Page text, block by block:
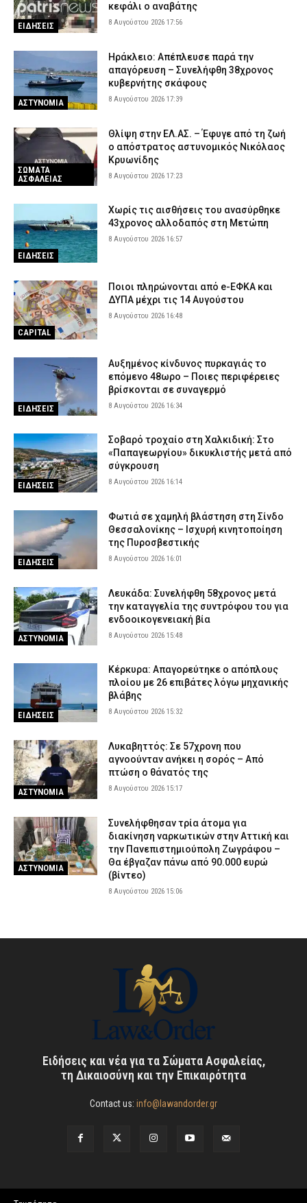
ΕΙΔΗΣΕΙΣ
κεφάλι ο αναβάτης
8 Αυγούστου 2026 17:56
ΑΣΤΥΝΟΜΙΑ
Ηράκλειο: Απέπλευσε παρά την
απαγόρευση – Συνελήφθη 38χρονος
κυβερνήτης σκάφους
8 Αυγούστου 2026 17:39
ΣΩΜΑΤΑ
ΑΣΦΑΛΕΙΑΣ
Θλίψη στην ΕΛ.ΑΣ. – Έφυγε από τη ζωή
ο απόστρατος αστυνομικός Νικόλαος
Κρυωνίδης
8 Αυγούστου 2026 17:23
ΕΙΔΗΣΕΙΣ
Χωρίς τις αισθήσεις του ανασύρθηκε
43χρονος αλλοδαπός στη Μετώπη
8 Αυγούστου 2026 16:57
CAPITAL
Ποιοι πληρώνονται από e-ΕΦΚΑ και
ΔΥΠΑ μέχρι τις 14 Αυγούστου
8 Αυγούστου 2026 16:48
ΕΙΔΗΣΕΙΣ
Αυξημένος κίνδυνος πυρκαγιάς το
επόμενο 48ωρο – Ποιες περιφέρειες
βρίσκονται σε συναγερμό
8 Αυγούστου 2026 16:34
ΕΙΔΗΣΕΙΣ
Σοβαρό τροχαίο στη Χαλκιδική: Στο
«Παπαγεωργίου» δικυκλιστής μετά από
σύγκρουση
8 Αυγούστου 2026 16:14
ΕΙΔΗΣΕΙΣ
Φωτιά σε χαμηλή βλάστηση στη Σίνδο
Θεσσαλονίκης – Ισχυρή κινητοποίηση
της Πυροσβεστικής
8 Αυγούστου 2026 16:01
ΑΣΤΥΝΟΜΙΑ
Λευκάδα: Συνελήφθη 58χρονος μετά
την καταγγελία της συντρόφου του για
ενδοοικογενειακή βία
8 Αυγούστου 2026 15:48
ΕΙΔΗΣΕΙΣ
Κέρκυρα: Απαγορεύτηκε ο απόπλους
πλοίου με 26 επιβάτες λόγω μηχανικής
βλάβης
8 Αυγούστου 2026 15:32
ΑΣΤΥΝΟΜΙΑ
Λυκαβηττός: Σε 57χρονη που
αγνοούνταν ανήκει η σορός – Από
πτώση ο θάνατός της
8 Αυγούστου 2026 15:17
ΑΣΤΥΝΟΜΙΑ
Συνελήφθησαν τρία άτομα για
διακίνηση ναρκωτικών στην Αττική και
την Πανεπιστημιούπολη Ζωγράφου –
Θα έβγαζαν πάνω από 90.000 ευρώ
(βίντεο)
8 Αυγούστου 2026 15:06
Ειδήσεις και νέα για τα Σώματα Ασφαλείας,
τη Δικαιοσύνη και την Επικαιρότητα
Contact us: info@lawandorder.gr